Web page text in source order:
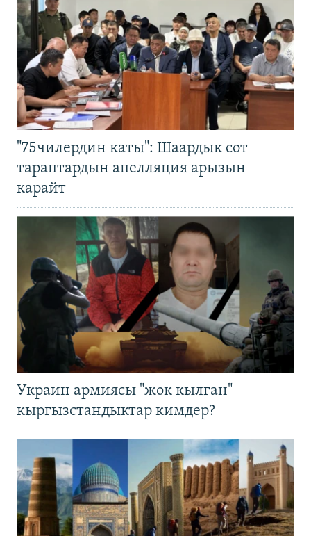
"75чилердин каты": Шаардык сот
тараптардын апелляция арызын
карайт
Украин армиясы "жок кылган"
кыргызстандыктар кимдер?